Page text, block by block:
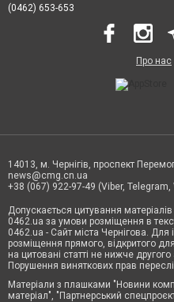
(0462) 653-653
Про нас
14013, м. Чернігів, проспект
news@cmg.cn.ua
+38 (067) 922-97-49 (Viber, Telegram,
Допускається цитування
0462.ua за умови розміщення в
0462.ua - Сайт міста Чернігова. Для
розміщення прямого, відкритого
на цитовані статті не нижче
Порушення виняткових прав
Матеріали з плашками "Новини
матеріал", "Партнерський